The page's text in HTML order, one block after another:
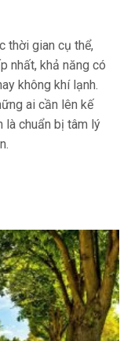
thời gian cụ thể,
nhất, khả năng có
không khí lạnh.
ai cần lên kế
là chuẩn bị tâm lý